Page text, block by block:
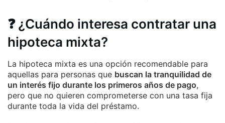
❓ ¿Cuándo interesa contratar una
hipoteca mixta?
La hipoteca mixta es una opción recomendable para
aquellas para personas que buscan la tranquilidad de
un interés fijo durante los primeros años de pago,
pero que no quieren comprometerse con una tasa fija
durante toda la vida del préstamo.